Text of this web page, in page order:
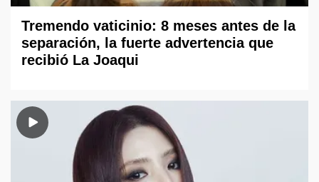
Tremendo vaticinio: 8 meses antes de la
separación, la fuerte advertencia que
recibió La Joaqui